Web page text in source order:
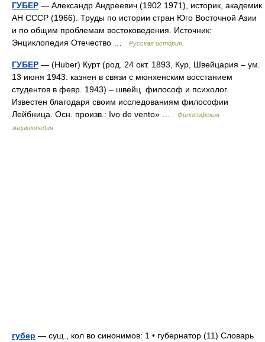
ГУБЕР — Александр Андреевич (1902 1971), историк, академик
АН СССР (1966). Труды по истории стран Юго Восточной Азии
и по общим проблемам востоковедения. Источник:
Энциклопедия Отечество …
Русская история
ГУБЕР — (Huber) Курт (род. 24 окт. 1893, Кур, Швейцария – ум.
13 июня 1943: казнен в связи с мюнхенским восстанием
студентов в февр. 1943) – швейц. философ и психолог.
Известен благодаря своим исследованиям философии
Лейбница. Осн. произв.: Ivo de vento» …
Философская
энциклопедия
губер — сущ., кол во синонимов: 1 • губернатор (11) Словарь